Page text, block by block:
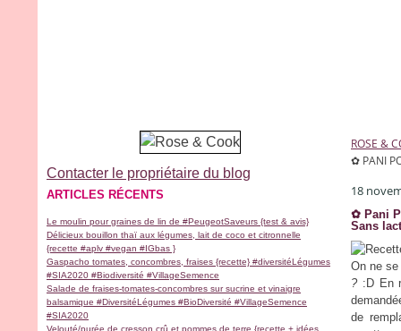
Contacter le propriétaire du blog
ARTICLES RÉCENTS
Le moulin pour graines de lin de #PeugeotSaveurs {test & avis}
Délicieux bouillon thaï aux légumes, lait de coco et citronnelle
{recette #aplv #vegan #IGbas }
Gaspacho tomates, concombres, fraises {recette} #diversitéLégumes
#SIA2020 #Biodiversité #VillageSemence
Salade de fraises-tomates-concombres sur sucrine et vinaigre
balsamique #DiversitéLégumes #BioDiversité #VillageSemence
#SIA2020
Velouté/purée de cresson crû et pommes de terre {recette + idées
ROSE &
✿ PANI
18
✿ Pani
Sans
On ne
?:D En
de